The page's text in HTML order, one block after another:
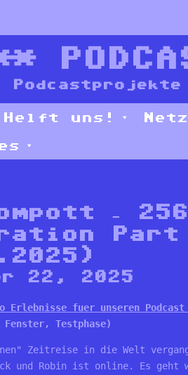
Podcastprojekte
Helft uns!
–
Part
22, 2025
Erlebnisse fuer unseren
Testphase)
Zeitreise in die Welt
und Robin ist online. Es geht